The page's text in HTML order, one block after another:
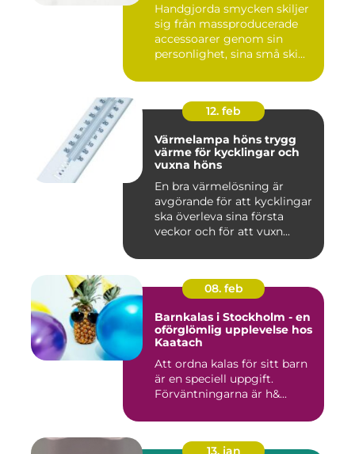
Handgjorda smycken skiljer
sig från massproducerade
accessoarer genom sin
personlighet, sina små ski...
12. feb
Värmelampa höns trygg
värme för kycklingar och
vuxna höns
En bra värmelösning är
avgörande för att kycklingar
ska överleva sina första
veckor och för att vuxn...
08. feb
Barnkalas i Stockholm - en
oförglömlig upplevelse hos
Kaatach
Att ordna kalas för sitt barn
är en speciell uppgift.
Förväntningarna är h&...
13. jan